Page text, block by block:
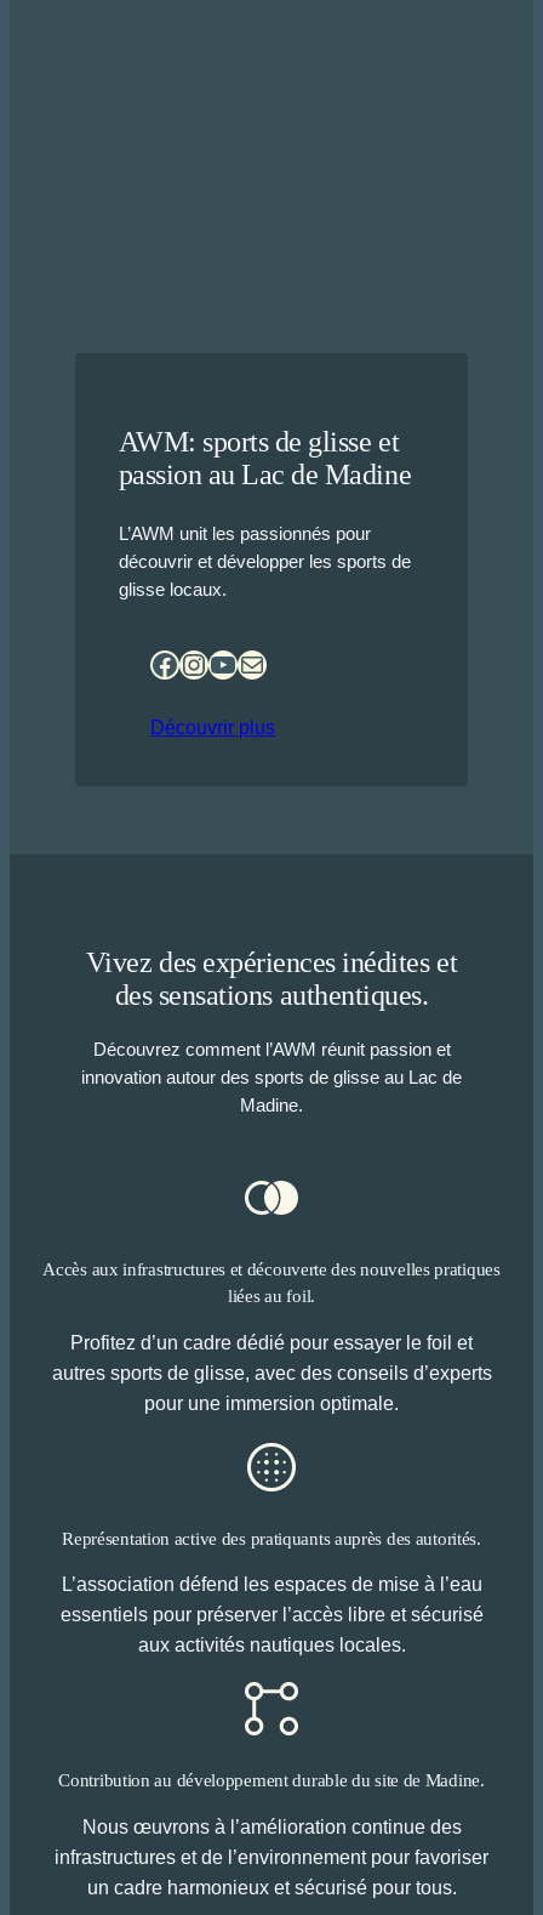
AWM: sports de glisse et
passion au Lac de Madine
L’AWM unit les passionnés pour
découvrir et développer les sports de
glisse locaux.
Facebook InstagramYouTube E-mail
Découvrir plus
Vivez des expériences inédites et
des sensations authentiques.
Découvrez comment l’AWM réunit passion et
innovation autour des sports de glisse au Lac de
Madine.
Accès aux infrastructures et découverte des nouvelles pratiques
liées au foil.
Profitez d’un cadre dédié pour essayer le foil et
autres sports de glisse, avec des conseils d’experts
pour une immersion optimale.
Représentation active des pratiquants auprès des autorités.
L’association défend les espaces de mise à l’eau
essentiels pour préserver l’accès libre et sécurisé
aux activités nautiques locales.
Contribution au développement durable du site de Madine.
Nous œuvrons à l’amélioration continue des
infrastructures et de l’environnement pour favoriser
un cadre harmonieux et sécurisé pour tous.